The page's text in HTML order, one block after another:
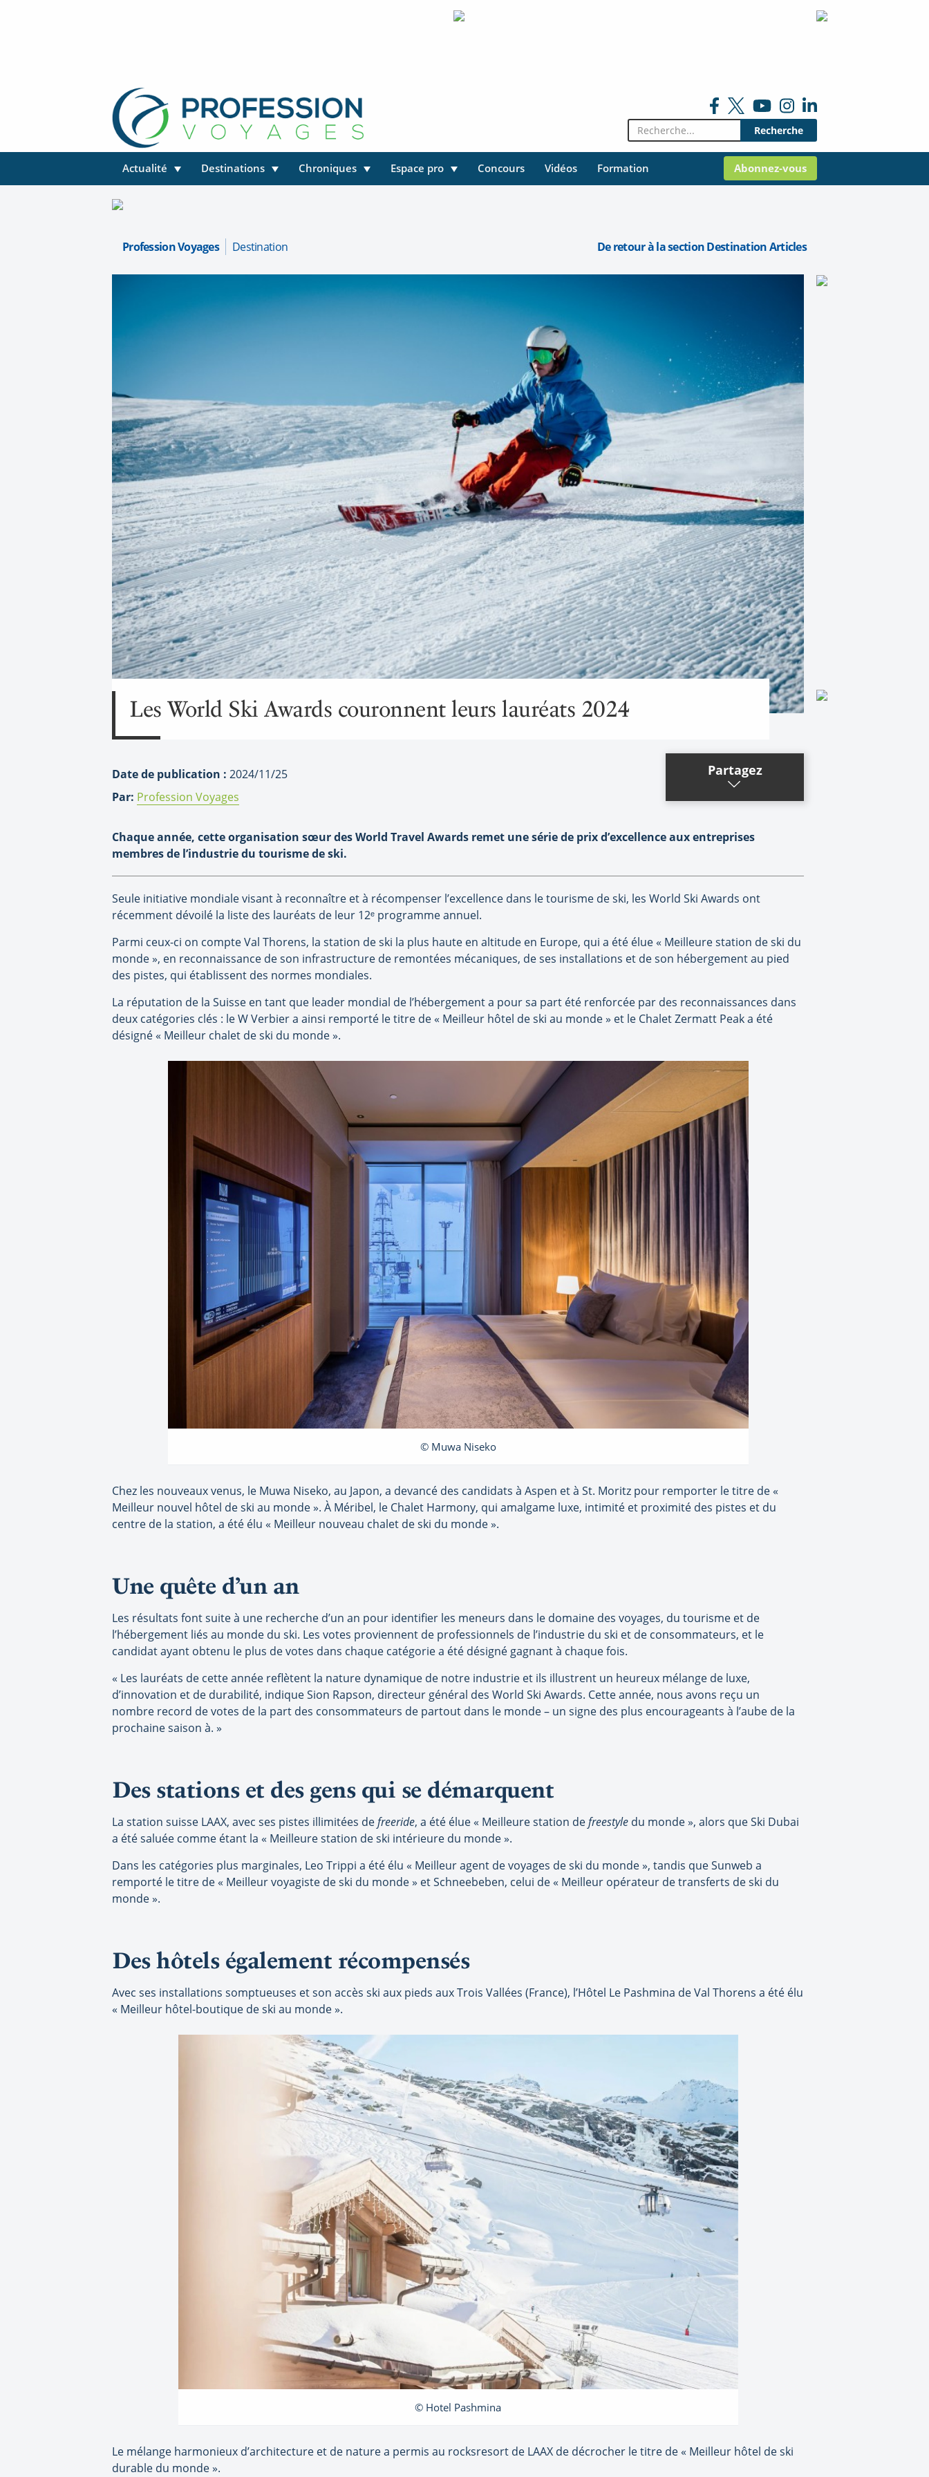
Rechercher:
Actualité Destinations Chroniques Espace pro Concours Vidéos Formation Abonnez-vous
Profession Voyages Destination De retour à la section Destination Articles
Les World Ski Awards couronnent leurs lauréats 2024
Date de publication : 2024/11/25
Par: Profession Voyages
Partagez
Chaque année, cette organisation sœur des World Travel Awards remet une série de prix d’excellence aux entreprises
membres de l’industrie du tourisme de ski.
Seule initiative mondiale visant à reconnaître et à récompenser l’excellence dans le tourisme de ski, les World Ski Awards ont
récemment dévoilé la liste des lauréats de leur 12ᵉ programme annuel.
Parmi ceux-ci on compte Val Thorens, la station de ski la plus haute en altitude en Europe, qui a été élue « Meilleure station de ski du
monde », en reconnaissance de son infrastructure de remontées mécaniques, de ses installations et de son hébergement au pied
des pistes, qui établissent des normes mondiales.
La réputation de la Suisse en tant que leader mondial de l’hébergement a pour sa part été renforcée par des reconnaissances dans
deux catégories clés : le W Verbier a ainsi remporté le titre de « Meilleur hôtel de ski au monde » et le Chalet Zermatt Peak a été
désigné « Meilleur chalet de ski du monde ».
© Muwa Niseko
Chez les nouveaux venus, le Muwa Niseko, au Japon, a devancé des candidats à Aspen et à St. Moritz pour remporter le titre de «
Meilleur nouvel hôtel de ski au monde ». À Méribel, le Chalet Harmony, qui amalgame luxe, intimité et proximité des pistes et du
centre de la station, a été élu « Meilleur nouveau chalet de ski du monde ».
Une quête d’un an
Les résultats font suite à une recherche d’un an pour identifier les meneurs dans le domaine des voyages, du tourisme et de
l’hébergement liés au monde du ski. Les votes proviennent de professionnels de l’industrie du ski et de consommateurs, et le
candidat ayant obtenu le plus de votes dans chaque catégorie a été désigné gagnant à chaque fois.
« Les lauréats de cette année reflètent la nature dynamique de notre industrie et ils illustrent un heureux mélange de luxe,
d’innovation et de durabilité, indique Sion Rapson, directeur général des World Ski Awards. Cette année, nous avons reçu un
nombre record de votes de la part des consommateurs de partout dans le monde – un signe des plus encourageants à l’aube de la
prochaine saison à. »
Des stations et des gens qui se démarquent
La station suisse LAAX, avec ses pistes illimitées defreeride, a été élue « Meilleure station defreestyle du monde », alors que Ski Dubai
a été saluée comme étant la « Meilleure station de ski intérieure du monde ».
Dans les catégories plus marginales, Leo Trippi a été élu « Meilleur agent de voyages de ski du monde », tandis que Sunweb a
remporté le titre de « Meilleur voyagiste de ski du monde » et Schneebeben, celui de « Meilleur opérateur de transferts de ski du
monde ».
Des hôtels également récompensés
Avec ses installations somptueuses et son accès ski aux pieds aux Trois Vallées (France), l’Hôtel Le Pashmina de Val Thorens a été élu
« Meilleur hôtel-boutique de ski au monde ».
© Hotel Pashmina
Le mélange harmonieux d’architecture et de nature a permis au rocksresort de LAAX de décrocher le titre de « Meilleur hôtel de ski
durable du monde ».